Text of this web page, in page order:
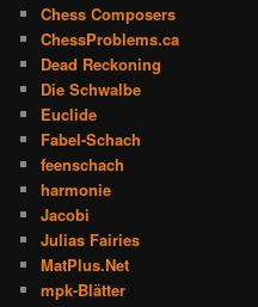
Chess Composers
ChessProblems.ca
Dead Reckoning
Die Schwalbe
Euclide
Fabel-Schach
feenschach
harmonie
Jacobi
Julias Fairies
MatPlus.Net
mpk-Blätter